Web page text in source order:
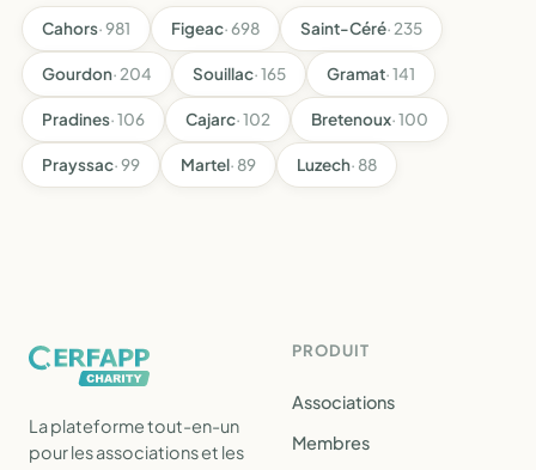
Cahors· 981 Figeac· 698 Saint-Céré· 235
Gourdon· 204 Souillac· 165 Gramat· 141
Pradines· 106 Cajarc· 102 Bretenoux· 100
Prayssac· 99 Martel· 89 Luzech· 88
La plateforme tout-en-un
pour les associations et les
PRODUIT
Associations
Membres